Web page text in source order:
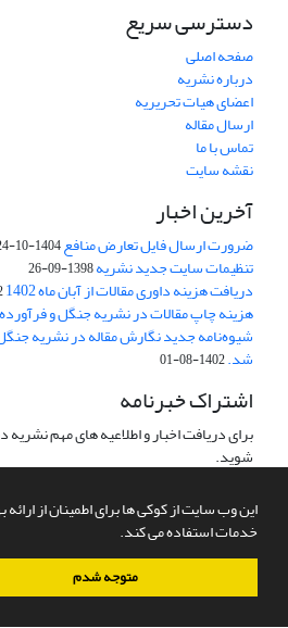
این وب سایت از کوکی ها برای اطمینان از ارائه
خدمات استفاده می کند.
متوجه شدم
دسترسی سریع
صفحه اصلی
درباره نشریه
اعضای هیات تحریریه
ارسال مقاله
تماس با ما
نقشه سایت
آخرین اخبار
ضرورت ارسال فایل تعارض منافع1404-10-24
تنظیمات سایت جدید نشریه1398-09-26
دریافت هزینه داوری مقالات از آبان ماه 1402
هزینه چاپ مقالات در نشریه جنگل و
شیوه‌نامه جدید نگارش مقاله در نشریه
شد.1402-08-01
اشتراک خبرنامه
برای دریافت اخبار و اطلاعیه های مهم
شوید.
سامانه مدیریت نشریات علمی.طراحی و